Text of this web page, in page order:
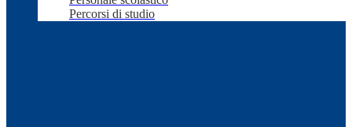
Percorsi di studio